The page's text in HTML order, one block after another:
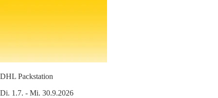
DHL Packstation
Di. 1.7. - Mi. 30.9.2026